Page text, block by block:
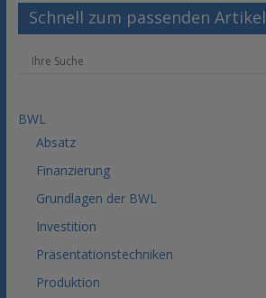
Schnell zum passenden Artikel
BWL
Absatz
Finanzierung
Grundlagen der BWL
Investition
Präsentationstechniken
Produktion